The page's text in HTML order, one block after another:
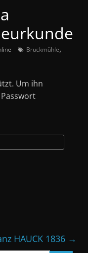
Bruckmühle,
Um ihn
HAUCK 1836 →